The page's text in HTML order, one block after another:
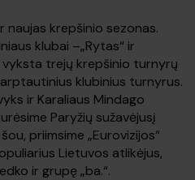
krepšinio sezonas.
klubai –„Rytas“ ir
vyksta trejų krepšinio turnyrų
klubinius turnyrus.
ir Karaliaus Mindago
Paryžių sužavėjusį
priimsime „Eurovizijos“
Lietuvos atlikėjus,
ir grupę „ba.“.